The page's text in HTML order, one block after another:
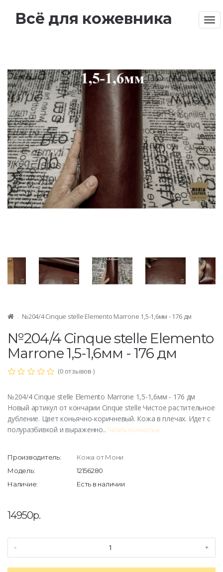
Всё для кожевника
№204/4 Cinque stelle Elemento Marrone 1,5-1,6мм - 176 дм
№204/4 Cinque stelle Elemento
Marrone 1,5-1,6мм - 176 дм
(0 отзывов )
№204/4 Cinque stelle Elemento Marrone 1,5-1,6мм - 176 дм
Новый артикул от кончарии Cinque stelle Чистое растительное
дубление. Цвет коньячно-коричневый. Кожа в плечах. Идет с
полуразбивкой и выраженно.. Читать полностью
Производитель:
Кожа от Мони
Модель:
12156280
Наличие:
Есть в наличии
14950р.
- +